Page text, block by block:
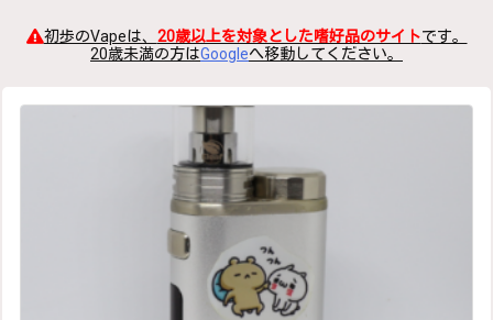
初歩のVapeは、 20歳以上を対象とした嗜好品のサイトです。
20歳未満の方はGoogleへ移動してください。